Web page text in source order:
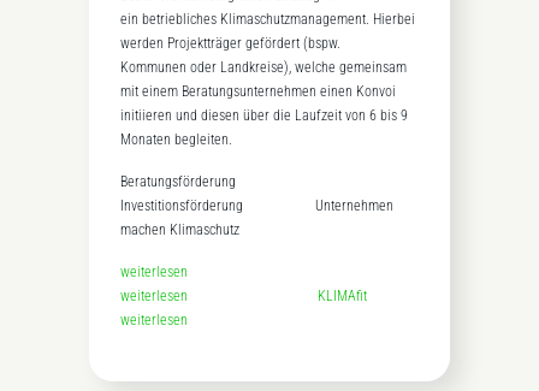
ein betriebliches Klimaschutzmanagement. Hierbei
werden Projektträger gefördert (bspw.
Kommunen oder Landkreise), welche gemeinsam
mit einem Beratungsunternehmen einen Konvoi
initiieren und diesen über die Laufzeit von 6 bis 9
Monaten begleiten.
Beratungsförderung
Investitionsförderung Unternehmen
machen Klimaschutz
weiterlesen
weiterlesen
KLIMAfit
weiterlesen